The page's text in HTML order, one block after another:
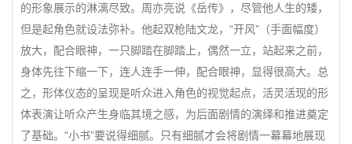
的形象展示的淋漓尽致。周亦亮说《岳传》，尽管他人生的矮，
但是起角色就设法弥补。他起双枪陆文龙，“开风”（手面幅度）
放大，配合眼神，一只脚踏在脚踏上，偶然一立，站起来之前，
身体先往下缩一下，连人连手一伸，配合眼神，显得很高大。总
之，形体仪态的呈现是听众进入角色的视觉起点，活灵活现的形
体表演让听众产生身临其境之感，为后面剧情的演绎和推进奠定
了基础。“小书”要说得细腻。只有细腻才会将剧情一幕幕地展现